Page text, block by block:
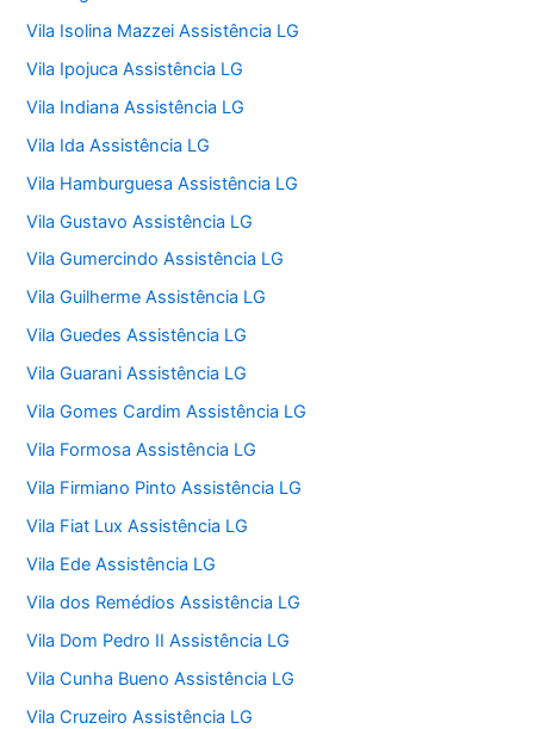
Vila Isolina Mazzei Assistência LG
Vila Ipojuca Assistência LG
Vila Indiana Assistência LG
Vila Ida Assistência LG
Vila Hamburguesa Assistência LG
Vila Gustavo Assistência LG
Vila Gumercindo Assistência LG
Vila Guilherme Assistência LG
Vila Guedes Assistência LG
Vila Guarani Assistência LG
Vila Gomes Cardim Assistência LG
Vila Formosa Assistência LG
Vila Firmiano Pinto Assistência LG
Vila Fiat Lux Assistência LG
Vila Ede Assistência LG
Vila dos Remédios Assistência LG
Vila Dom Pedro II Assistência LG
Vila Cunha Bueno Assistência LG
Vila Cruzeiro Assistência LG